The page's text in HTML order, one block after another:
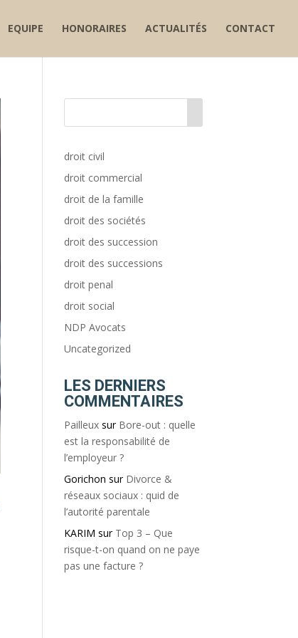
EQUIPE HONORAIRES ACTUALITÉS CONTACT
droit civil
droit commercial
droit de la famille
droit des sociétés
droit des succession
droit des successions
droit penal
droit social
NDP Avocats
Uncategorized
LES DERNIERS
COMMENTAIRES
Pailleux sur Bore-out : quelle
est la responsabilité de
l’employeur ?
Gorichon sur Divorce &
réseaux sociaux : quid de
l’autorité parentale
KARIM sur Top 3 – Que
risque-t-on quand on ne paye
pas une facture ?